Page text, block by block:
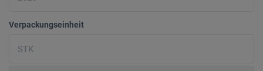
Verpackungseinheit